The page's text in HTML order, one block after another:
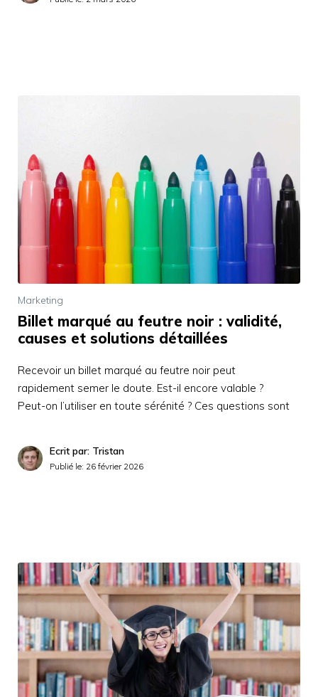
Marketing
Billet marqué au feutre noir : validité,
causes et solutions détaillées
Recevoir un billet marqué au feutre noir peut
rapidement semer le doute. Est-il encore valable ?
Peut-on l’utiliser en toute sérénité ? Ces questions sont
Ecrit par: Tristan
Publié le: 26 février 2026